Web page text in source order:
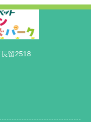
留2518